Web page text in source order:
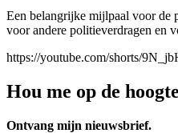
Een belangrijke mijlpaal voor de
voor andere politieverdragen en
https://youtube.com/shorts/
Hou me op de hoogte
Ontvang mijn nieuwsbrief.